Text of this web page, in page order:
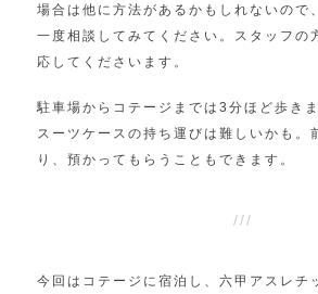
場合は他に方法があるかもしれないので
一度相談してみてください。スタッフの
応してくださいます。
駐車場からコテージまでは3分ほど歩き
スーツケースの持ち運びは難しいかも。
り、預かってもらうこともできます。
今回はコテージに宿泊し、六甲アスレチ